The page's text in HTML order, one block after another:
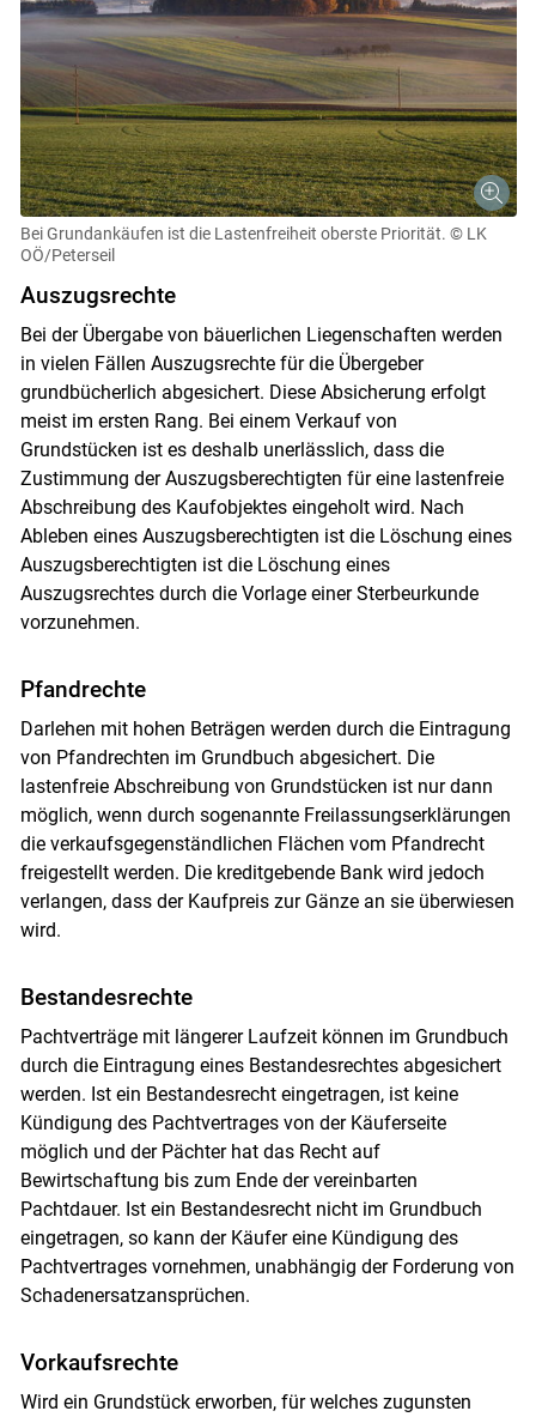
Skip to main content
Bei Grundankäufen ist die Lastenfreiheit oberste Priorität. © LK
OÖ/Peterseil
Auszugsrechte
Bei der Übergabe von bäuerlichen Liegenschaften werden
in vielen Fällen Auszugsrechte für die Übergeber
grundbücherlich abgesichert. Diese Absicherung erfolgt
meist im ersten Rang. Bei einem Verkauf von
Grundstücken ist es deshalb unerlässlich, dass die
Zustimmung der Auszugsberechtigten für eine lastenfreie
Abschreibung des Kaufobjektes eingeholt wird. Nach
Ableben eines Auszugsberechtigten ist die Löschung eines
Auszugsberechtigten ist die Löschung eines
Auszugsrechtes durch die Vorlage einer Sterbeurkunde
vorzunehmen.
Pfandrechte
Darlehen mit hohen Beträgen werden durch die Eintragung
von Pfandrechten im Grundbuch abgesichert. Die
lastenfreie Abschreibung von Grundstücken ist nur dann
möglich, wenn durch sogenannte Freilassungserklärungen
die verkaufsgegenständlichen Flächen vom Pfandrecht
freigestellt werden. Die kreditgebende Bank wird jedoch
verlangen, dass der Kaufpreis zur Gänze an sie überwiesen
wird.
Bestandesrechte
Pachtverträge mit längerer Laufzeit können im Grundbuch
durch die Eintragung eines Bestandesrechtes abgesichert
werden. Ist ein Bestandesrecht eingetragen, ist keine
Kündigung des Pachtvertrages von der Käuferseite
möglich und der Pächter hat das Recht auf
Bewirtschaftung bis zum Ende der vereinbarten
Pachtdauer. Ist ein Bestandesrecht nicht im Grundbuch
eingetragen, so kann der Käufer eine Kündigung des
Pachtvertrages vornehmen, unabhängig der Forderung von
Schadenersatzansprüchen.
Vorkaufsrechte
Wird ein Grundstück erworben, für welches zugunsten